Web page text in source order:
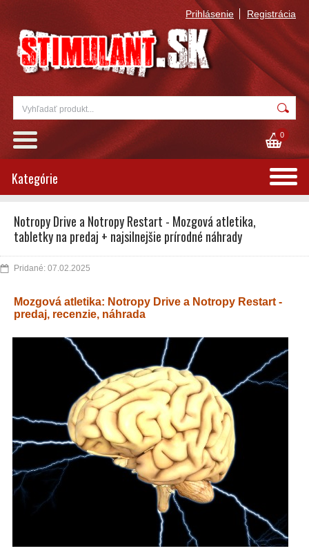
Prihlásenie Registrácia
0
Kategórie
Notropy Drive a Notropy Restart - Mozgová atletika,
tabletky na predaj + najsilnejšie prírodné náhrady
Pridané: 07.02.2025
Mozgová atletika: Notropy Drive a Notropy Restart -
predaj, recenzie, náhrada